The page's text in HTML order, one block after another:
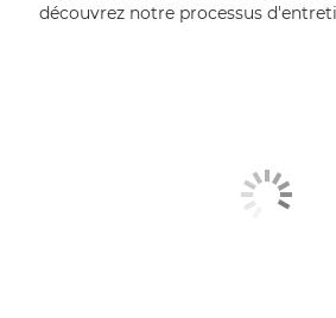
découvrez notre processus